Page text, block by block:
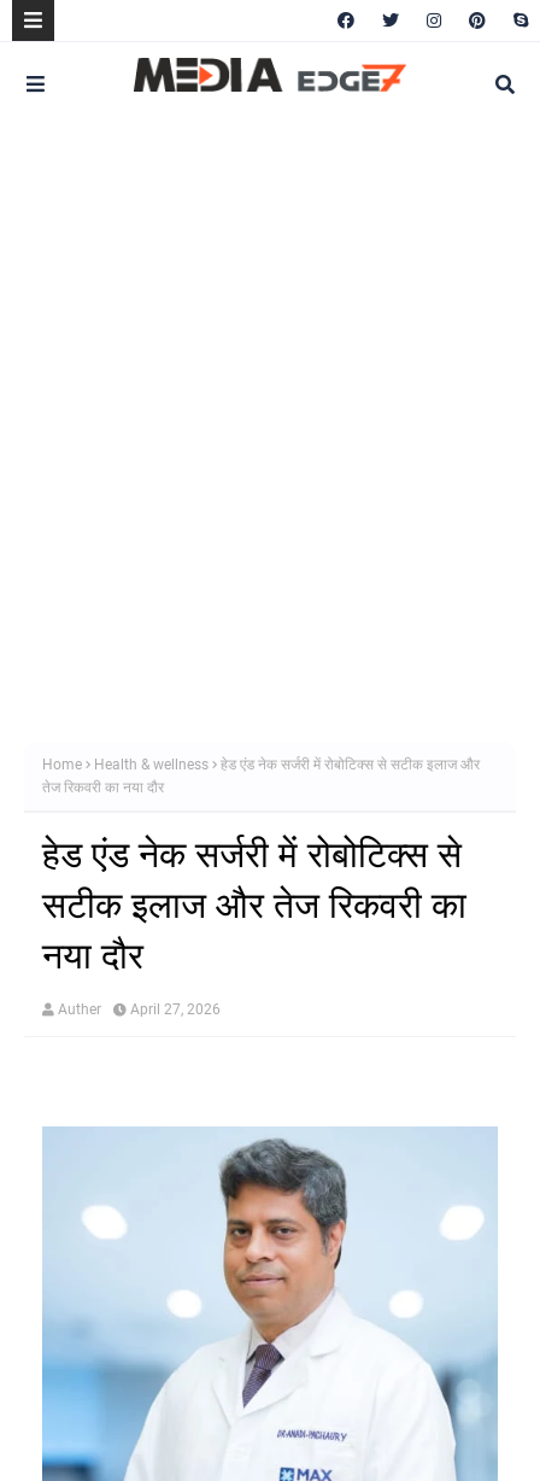
Home Health & wellness
हेड एंड नेक सर्जरी में रोबोटिक्स से सटीक इलाज और
तेज रिकवरी का नया दौर
हेड एंड नेक सर्जरी में रोबोटिक्स से
सटीक इलाज और तेज रिकवरी का
नया दौर
Auther April 27, 2026